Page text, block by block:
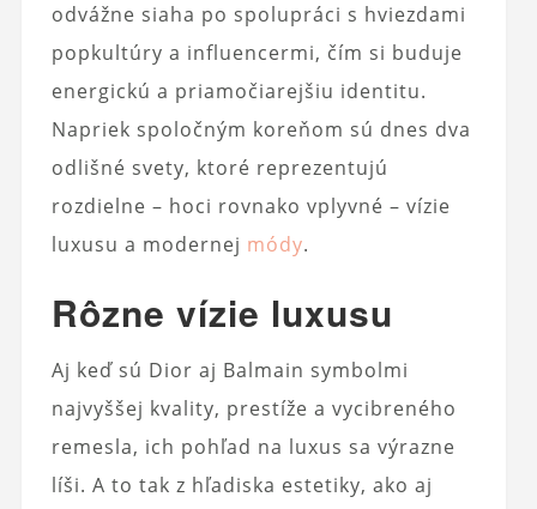
odvážne siaha po spolupráci s hviezdami
popkultúry a influencermi, čím si buduje
energickú a priamočiarejšiu identitu.
Napriek spoločným koreňom sú dnes dva
odlišné svety, ktoré reprezentujú
rozdielne – hoci rovnako vplyvné – vízie
luxusu a modernej módy.
Rôzne vízie luxusu
Aj keď sú Dior aj Balmain symbolmi
najvyššej kvality, prestíže a vycibreného
remesla, ich pohľad na luxus sa výrazne
líši. A to tak z hľadiska estetiky, ako aj